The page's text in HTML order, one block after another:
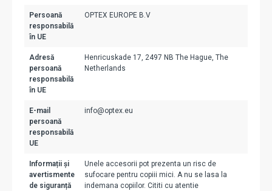
Persoană
responsabilă
în UE
OPTEX EUROPE B.V
Adresă
persoană
responsabilă
în UE
Henricuskade 17, 2497 NB The Hague, The
Netherlands
E-mail
persoană
responsabilă
UE
info@optex.eu
Informații și
avertismente
de siguranță
Unele accesorii pot prezenta un risc de
sufocare pentru copiii mici. A nu se lasa la
indemana copiilor. Cititi cu atentie